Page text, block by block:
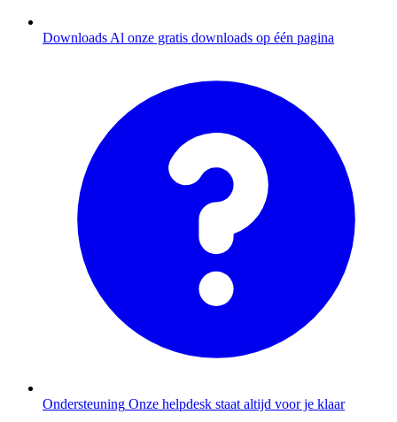
Downloads Al onze gratis downloads op één pagina
Ondersteuning Onze helpdesk staat altijd voor je klaar